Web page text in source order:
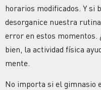
horarios modificados. Y si
desorganice nuestra
error en estos momentos.
bien, la actividad física
mente.
No importa si el gimnasio